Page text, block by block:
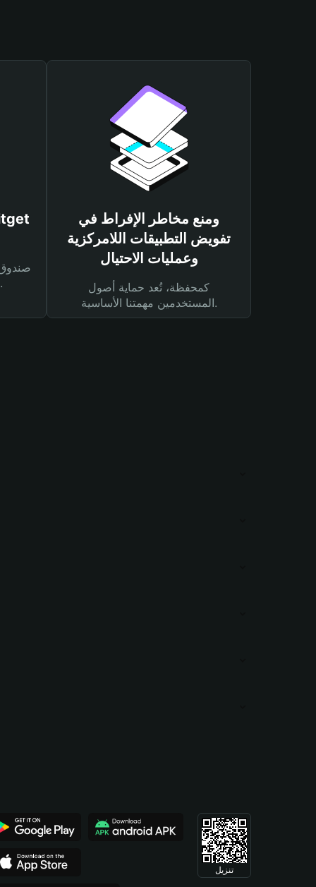
لحماية أصولك ومعاملاتك.
ومنع مخاطر الإفراط في
تفويض التطبيقات اللامركزية
وعمليات الاحتيال
كمحفظة، تُعد حماية أصول
المستخدمين مهمتنا الأساسية.
تنزيل